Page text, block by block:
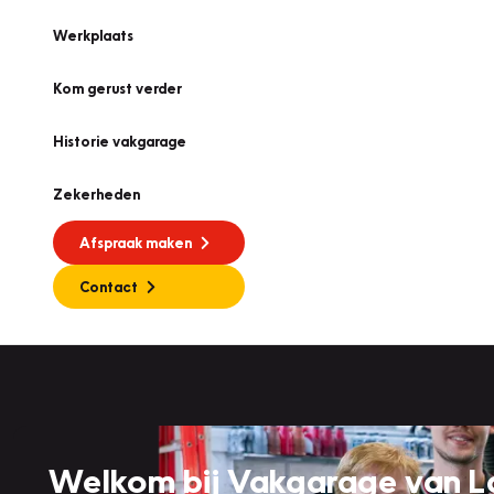
Werkplaats
Kom gerust verder
Historie vakgarage
Zekerheden
Afspraak maken
Contact
Welkom bij Vakgarage van